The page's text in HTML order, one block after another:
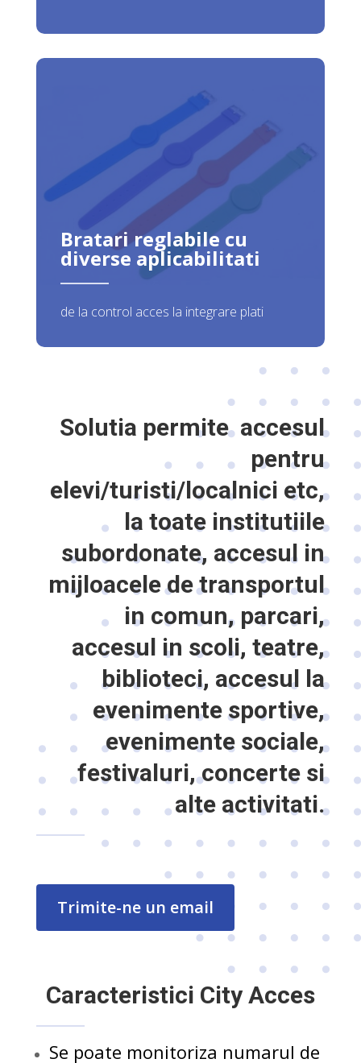
Bratari reglabile cu
diverse aplicabilitati
de la control acces la integrare plati
Solutia permite accesul
pentru
elevi/turisti/localnici etc,
la toate institutiile
subordonate, accesul in
mijloacele de transportul
in comun, parcari,
accesul in scoli, teatre,
biblioteci, accesul la
evenimente sportive,
evenimente sociale,
festivaluri, concerte si
alte activitati.
Trimite-ne un email
Caracteristici City Acces
Se poate monitoriza numarul de